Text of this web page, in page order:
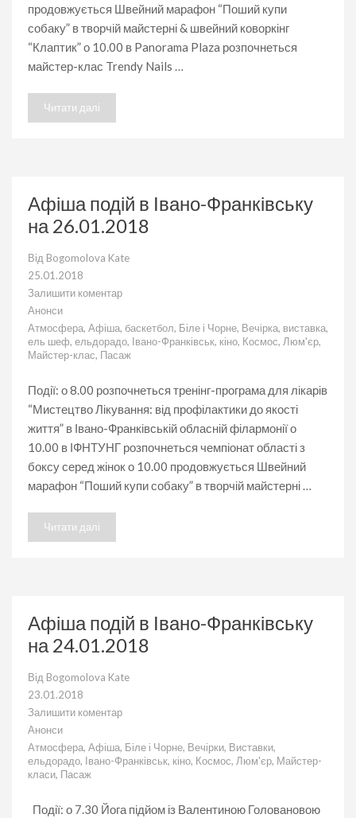
продовжується Швейний марафон “Поший купи
собаку” в творчій майстерні & швейний коворкінг
“Клаптик” о 10.00 в Panorama Plaza розпочнеться
майстер-клас Trendy Nails …
Читати далі
Афіша подій в Івано-Франківську
на 26.01.2018
Від Bogomolova Kate
25.01.2018
Залишити коментар
до
подій
в
Івано-
на
26.01.2018
Анонси
Атмосфера, Афіша, баскетбол, Біле і Чорне, Вечірка, виставка,
ель шеф, ельдорадо, Івано-Франківськ, кіно, Космос, Люм'єр,
Майстер-клас, Пасаж
Події: о 8.00 розпочнеться тренінг-програма для лікарів
“Мистецтво Лікування: від профілактики до якості
життя” в Івано-Франківській обласній філармонії о
10.00 в ІФНТУНГ розпочнеться чемпіонат області з
боксу серед жінок о 10.00 продовжується Швейний
марафон “Поший купи собаку” в творчій майстерні …
Читати далі
Афіша подій в Івано-Франківську
на 24.01.2018
Від Bogomolova Kate
23.01.2018
Залишити коментар
до
подій
в
Івано-
на
Анонси
Атмосфера, Афіша, Біле і Чорне, Вечірки, Виставки,
ельдорадо, Івано-Франківськ, кіно, Космос, Люм'єр, Майстер-
класи, Пасаж
Події: о 7.30 Йога підйом із Валентиною Головановою